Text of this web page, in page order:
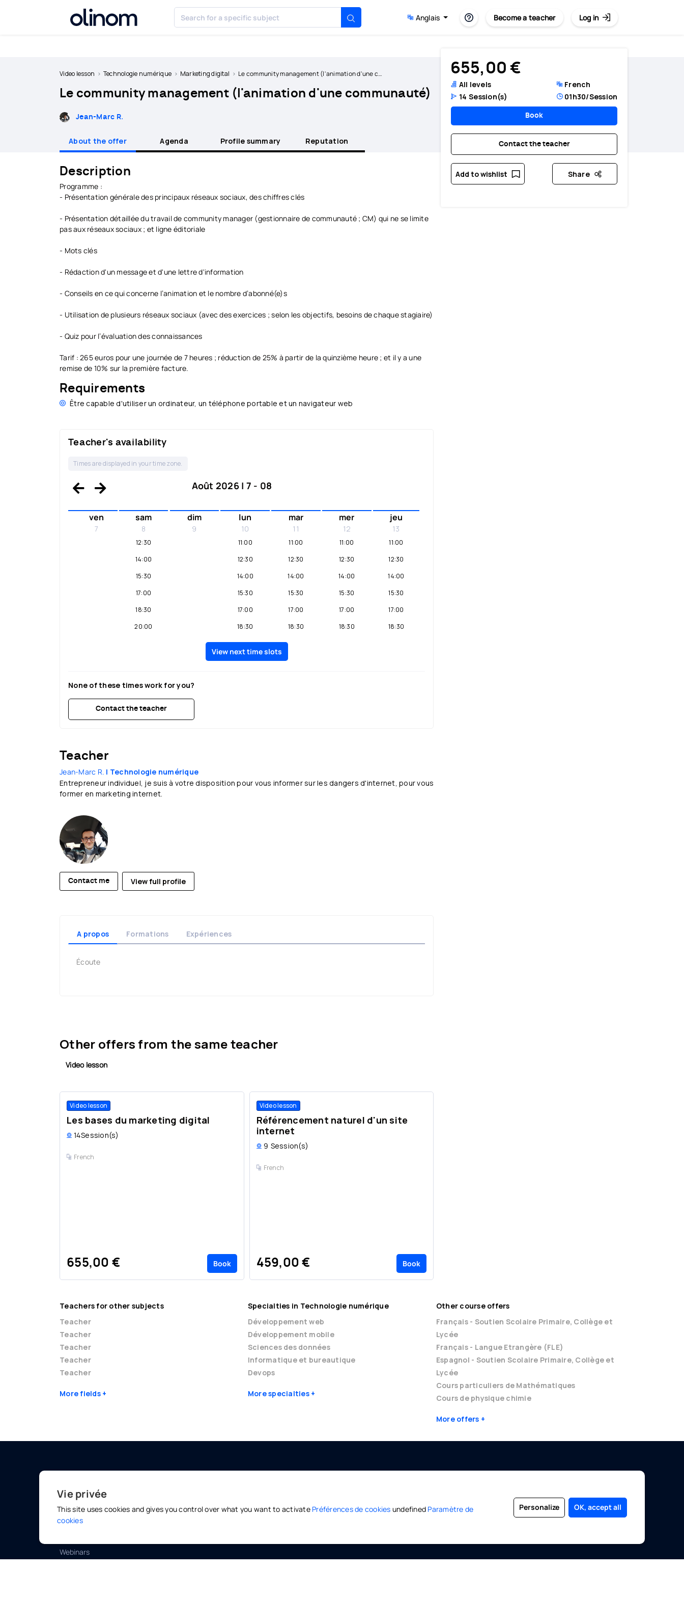
Anglais Become a teacher Log in
Video lesson Technologie numérique Marketing digital Le community management (l'animation d'une communauté)
Le community management (l'animation d'une communauté)
Jean-Marc R.
655,00 €
All levels
14 Session(s)
French
01h30/Session
Book
Contact the teacher
Add to wishlist Share
About the offer Agenda Profile summary Reputation
Description
Programme :
- Présentation générale des principaux réseaux sociaux, des chiffres clés
- Présentation détaillée du travail de community manager (gestionnaire de communauté ; CM) qui ne se limite
pas aux réseaux sociaux ; et ligne éditoriale
- Mots clés
- Rédaction d'un message et d'une lettre d'information
- Conseils en ce qui concerne l’animation et le nombre d’abonné(e)s
- Utilisation de plusieurs réseaux sociaux (avec des exercices ; selon les objectifs, besoins de chaque stagiaire)
- Quiz pour l’évaluation des connaissances
Tarif : 265 euros pour une journée de 7 heures ; réduction de 25% à partir de la quinzième heure ; et il y a une
remise de 10% sur la première facture.
Requirements
Être capable d'utiliser un ordinateur, un téléphone portable et un navigateur web
Teacher's availability
Times are displayed in your time zone.
Août 2026 | 7 - 08
ven
7
sam
8
dim
9
lun
10
mar
11
mer
12
jeu
13
12:30
14:00
15:30
17:00
18:30
20:00
11:00
12:30
14:00
15:30
17:00
18:30
20:00
21:30
11:00
12:30
14:00
15:30
17:00
18:30
20:00
11:00
12:30
14:00
15:30
17:00
18:30
11:00
12:30
14:00
15:30
17:00
18:30
View next time slots
None of these times work for you?
Contact the teacher
Teacher
Jean-Marc R. | Technologie numérique
Entrepreneur individuel, je suis à votre disposition pour vous informer sur les dangers d'internet, pour vous
former en marketing internet.
Contact me View full profile
A propos Formations Expériences
Écoute
Other offers from the same teacher
Video lesson
Video lesson
Les bases du marketing digital
14Session(s)
French
655,00 € Book
Video lesson
Référencement naturel d'un site
internet
9 Session(s)
French
459,00 € Book
Teachers for other subjects
Teacher
Teacher
Teacher
Teacher
Teacher
More fields
Specialties in Technologie numérique
Développement web
Développement mobile
Sciences des données
Informatique et bureautique
Devops
More specialties
Other course offers
Français - Soutien Scolaire Primaire, Collège et
Lycée
Français - Langue Etrangère (FLE)
Espagnol - Soutien Scolaire Primaire, Collège et
Lycée
Cours particuliers de Mathématiques
Cours de physique chimie
More offers
Private tutors
Group classes
Webinars
Olinom Campus
Privacy policy
Sign up as a student
Cookies management panel
Vie privée
This site uses cookies and gives you control over what you want to activate Préférences de cookies undefined Paramètre de
cookies
Personalize OK, accept all